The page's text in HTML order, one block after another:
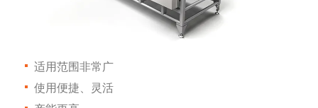
适用范围非常广
使用便捷、灵活